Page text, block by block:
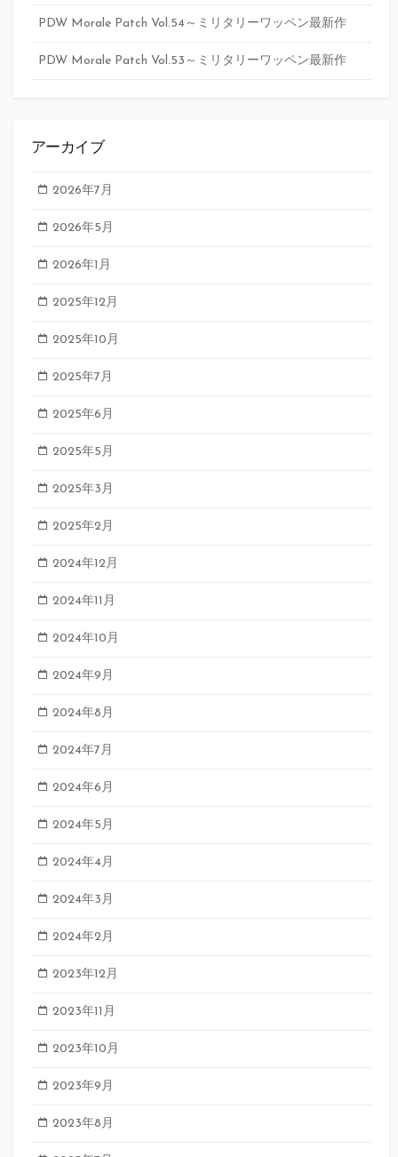
PDW Morale Patch Vol.54～ミリタリーワッペン最新作
PDW Morale Patch Vol.53～ミリタリーワッペン最新作
アーカイブ
2026年7月
2026年5月
2026年1月
2025年12月
2025年10月
2025年7月
2025年6月
2025年5月
2025年3月
2025年2月
2024年12月
2024年11月
2024年10月
2024年9月
2024年8月
2024年7月
2024年6月
2024年5月
2024年4月
2024年3月
2024年2月
2023年12月
2023年11月
2023年10月
2023年9月
2023年8月